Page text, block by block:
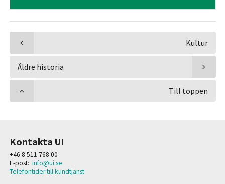
Kultur
Äldre historia
Till toppen
Kontakta UI
+46 8 511 768 00
E-post: info@ui.se
Telefontider till kundtjänst